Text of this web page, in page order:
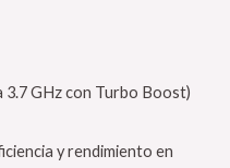
3.7 GHz con Turbo Boost)
y rendimiento en